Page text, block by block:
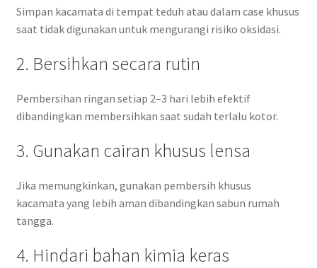
Simpan kacamata di tempat teduh atau dalam case khusus
saat tidak digunakan untuk mengurangi risiko oksidasi.
2. Bersihkan secara rutin
Pembersihan ringan setiap 2–3 hari lebih efektif
dibandingkan membersihkan saat sudah terlalu kotor.
3. Gunakan cairan khusus lensa
Jika memungkinkan, gunakan pembersih khusus
kacamata yang lebih aman dibandingkan sabun rumah
tangga.
4. Hindari bahan kimia keras